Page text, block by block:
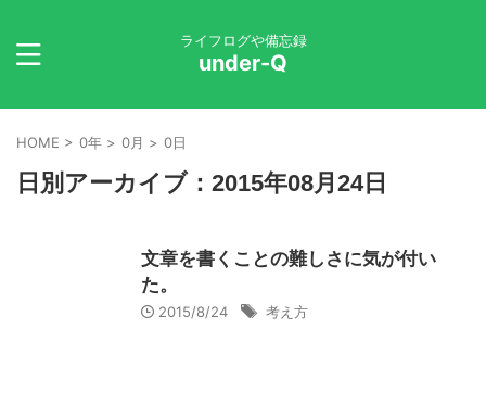
ライフログや備忘録
under-Q
HOME > 0年 > 0月 > 0日
日別アーカイブ：2015年08月24日
文章を書くことの難しさに気が付い
た。
2015/8/24 考え方